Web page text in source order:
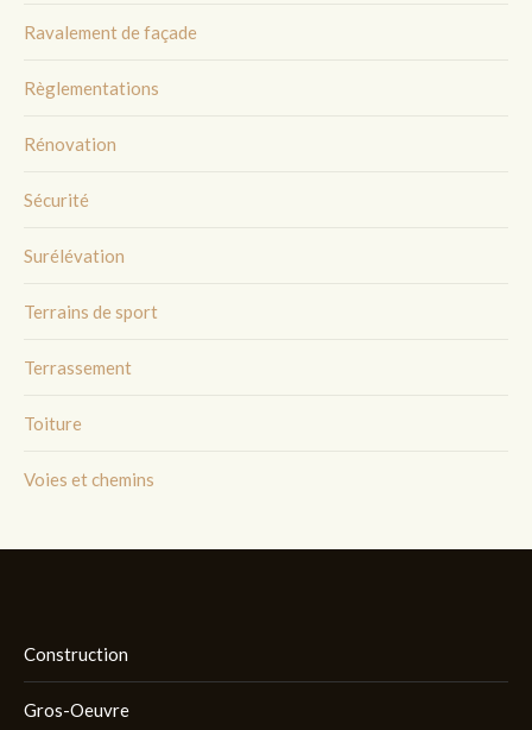
Ravalement de façade
Règlementations
Rénovation
Sécurité
Surélévation
Terrains de sport
Terrassement
Toiture
Voies et chemins
Construction
Gros-Oeuvre